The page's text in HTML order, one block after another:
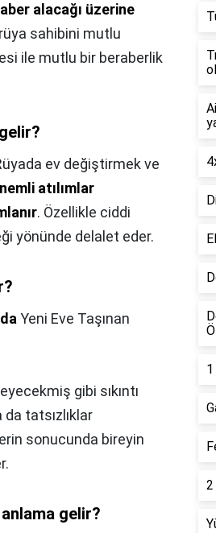
alacağı üzerine
sahibini mutlu
ile mutlu bir beraberlik
ev değiştirmek ve
atılımlar
. Özellikle ciddi
yönünde delalet eder.
Yeni Eve Taşınan
gibi sıkıntı
tatsızlıklar
sonucunda bireyin
gelir?
2